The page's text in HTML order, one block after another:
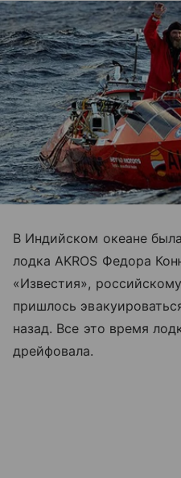
В Индийском океане
лодка AKROS Федора
«Известия»,
пришлось
назад. Все это время
дрейфовала.